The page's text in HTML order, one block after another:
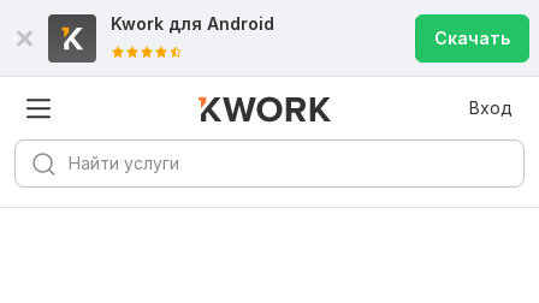
Kwork для Android
Скачать
Вход